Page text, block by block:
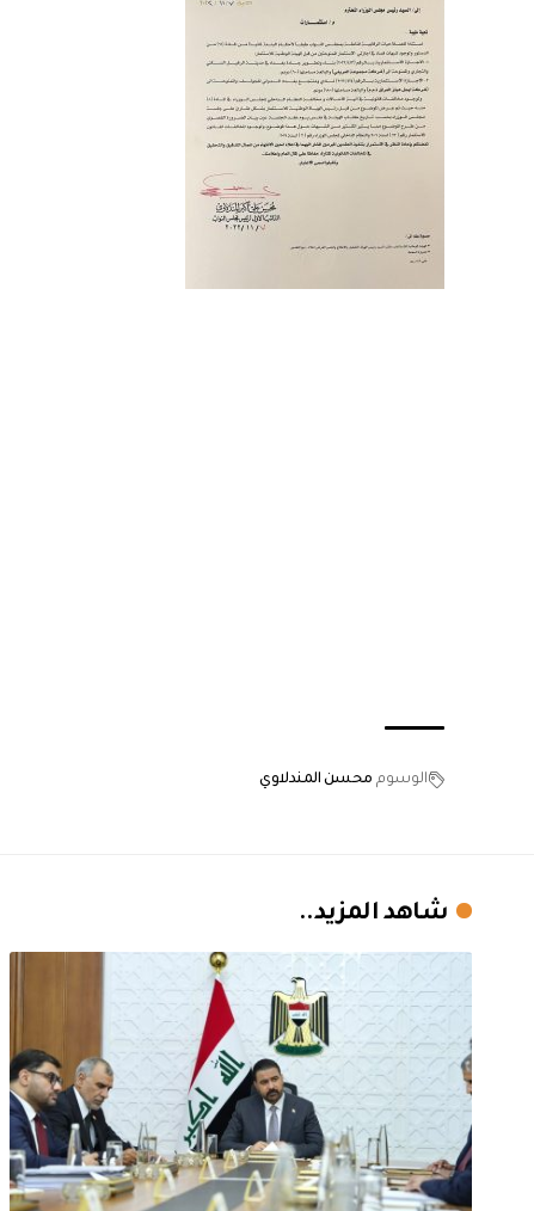
الوسوم محسن المندلاوي
شاهد المزيد..